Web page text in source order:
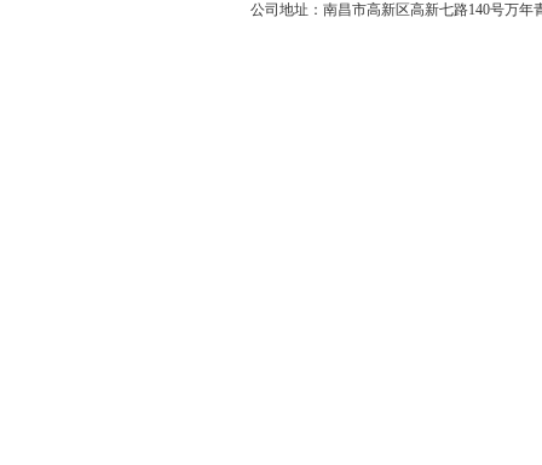
公司地址：南昌市高新区高新七路140号万年